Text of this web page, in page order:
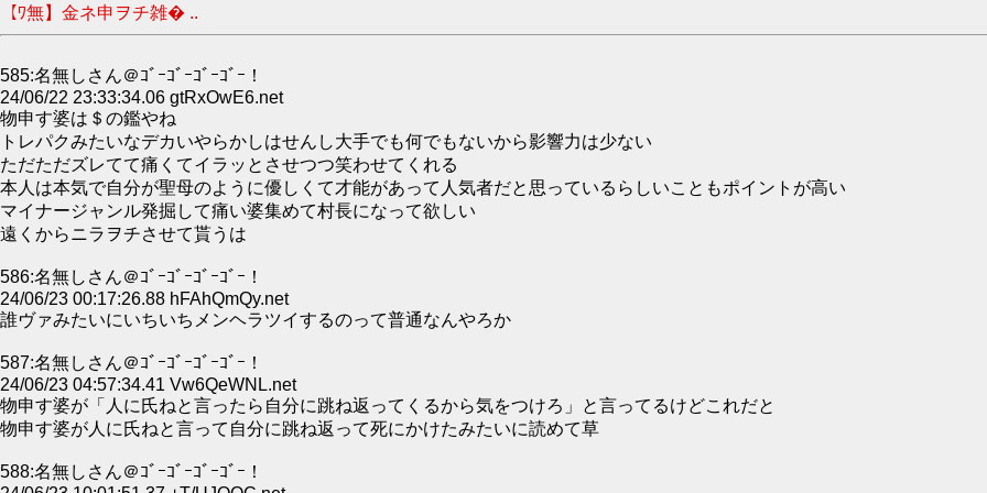
【ﾜ無】金ネ申ヲチ雑� ..
585:名無しさん＠ｺﾞｰｺﾞｰｺﾞｰｺﾞｰ！
24/06/22 23:33:34.06 gtRxOwE6.net
物申す婆は＄の鑑やね
トレパクみたいなデカいやらかしはせんし大手でも何でもないから影響力は少ない
ただただズレてて痛くてイラッとさせつつ笑わせてくれる
本人は本気で自分が聖母のように優しくて才能があって人気者だと思っているらしいこともポイントが高い
マイナージャンル発掘して痛い婆集めて村長になって欲しい
遠くからニラヲチさせて貰うは
586:名無しさん＠ｺﾞｰｺﾞｰｺﾞｰｺﾞｰ！
24/06/23 00:17:26.88 hFAhQmQy.net
誰ヴァみたいにいちいちメンヘラツイするのって普通なんやろか
587:名無しさん＠ｺﾞｰｺﾞｰｺﾞｰｺﾞｰ！
24/06/23 04:57:34.41 Vw6QeWNL.net
物申す婆が「人に氏ねと言ったら自分に跳ね返ってくるから気をつけろ」と言ってるけどこれだと
物申す婆が人に氏ねと言って自分に跳ね返って死にかけたみたいに読めて草
588:名無しさん＠ｺﾞｰｺﾞｰｺﾞｰｺﾞｰ！